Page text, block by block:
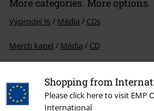
Shopping from
Please click here to visit
International
More categories. More options.
Výprodej % Média CDs
Merch kapel Média CD
Merch kapel Žánr Death Metal